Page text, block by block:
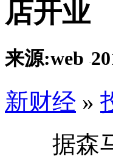
店开业
来源:web ·
新财经 »
据森马